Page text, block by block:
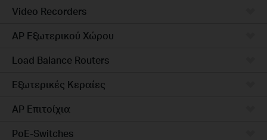
Video Recorders
AP Εξωτερικού Χώρου
Load Balance Routers
Εξωτερικές Κεραίες
AP Επιτοίχια
PoE-Switches